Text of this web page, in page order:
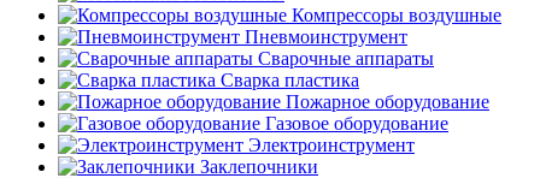
Компрессоры воздушные
Пневмоинструмент
Сварочные аппараты
Сварка пластика
Пожарное оборудование
Газовое оборудование
Электроинструмент
Заклепочники